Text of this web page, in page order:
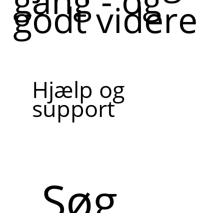
godt videre
Hjælp og
support